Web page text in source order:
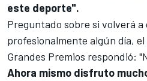
este deporte".
Preguntado sobre si volverá
profesionalmente algún día,
Grandes Premios respondió:
Ahora mismo disfruto